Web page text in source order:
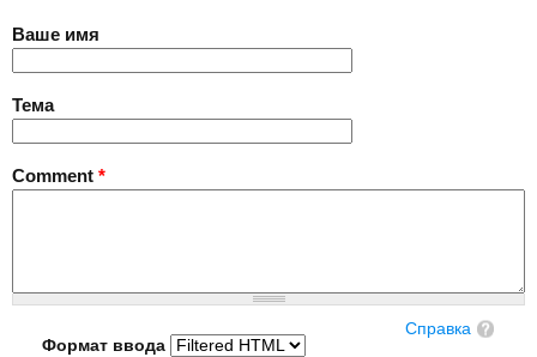
Ваше имя
Тема
Comment *
Справка
Формат ввода